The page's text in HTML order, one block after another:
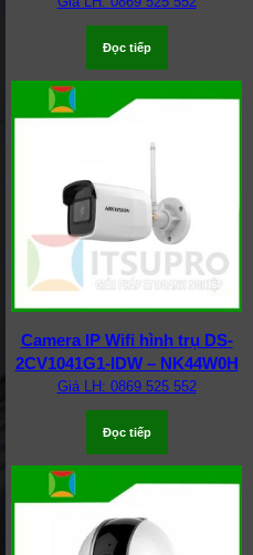
Đọc tiếp
Camera IP Wifi hình trụ DS-
2CV1041G1-IDW – NK44W0H
Giá LH: 0869 525 552
Đọc tiếp